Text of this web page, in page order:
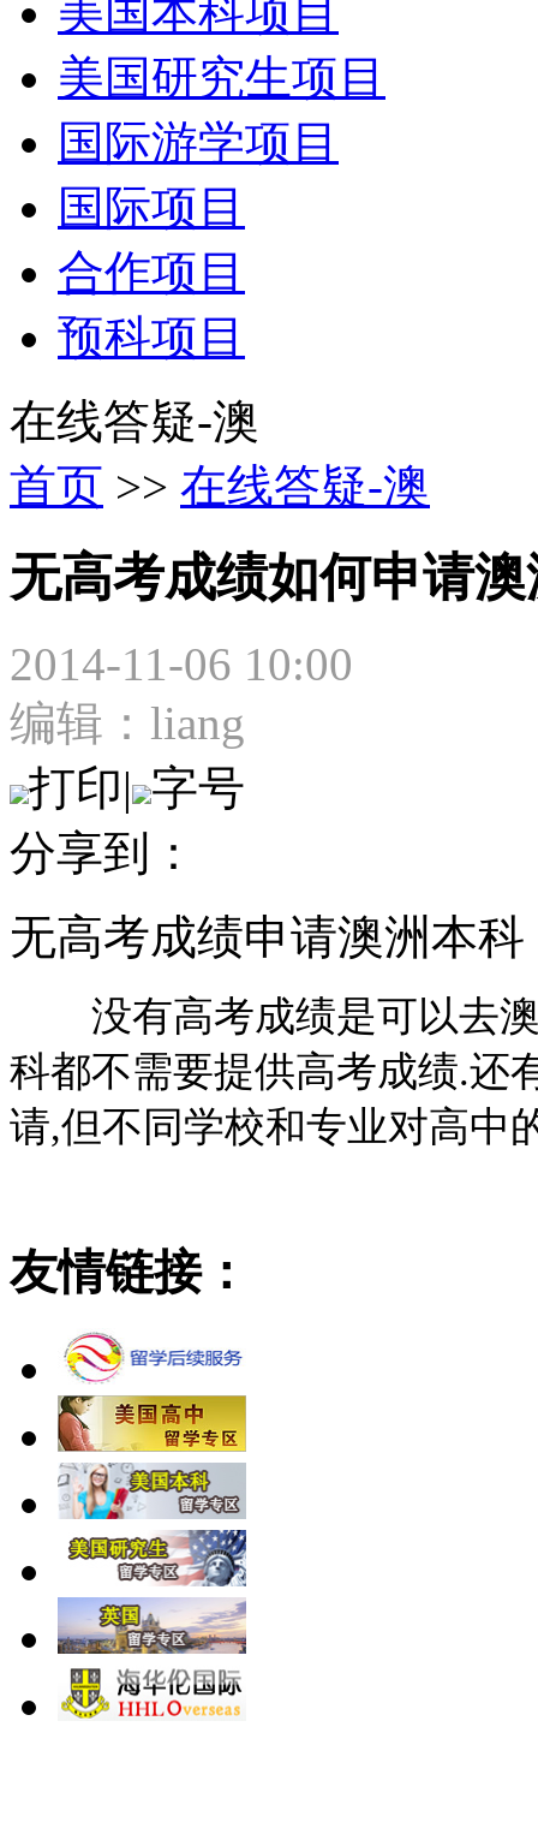
美国本科项目
美国研究生项目
国际游学项目
国际项目
合作项目
预科项目
在线答疑-澳
首页 >> 在线答疑-澳
无高考成绩如何申请
2014-11-06 10:00
编辑：liang
打印| 字号
分享到：
无高考成绩申请澳洲本科
没有高考成绩是可以去澳
科都不需要提供高考成绩.还
请,但不同学校和专业对高中
友情链接：